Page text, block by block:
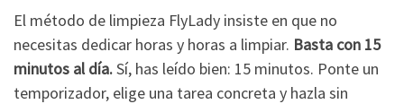
El método de limpieza FlyLady insiste en que no
necesitas dedicar horas y horas a limpiar. Basta con 15
minutos al día.Sí, has leído bien: 15 minutos. Ponte un
temporizador, elige una tarea concreta y hazla sin